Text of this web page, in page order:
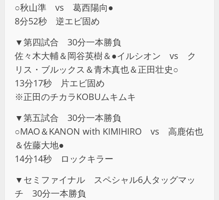
○秋山準 vs 葛西陽向●
8分52秒 逆エビ固め
▼第四試合 30分一本勝負
佐々木大輔＆岡谷英樹＆●イルシオン vs ク
リス・ブルックス＆青木真也＆正田壮史○
13分17秒 片エビ固め
※正田のチカラKOBUムキムキ
▼第五試合 30分一本勝負
○MAO＆KANON with KIMIHIRO vs 高鹿佑也
＆佐藤大地●
14分14秒 ロックキラー
▼セミファイナル スペシャル6人タッグマッ
チ 30分一本勝負